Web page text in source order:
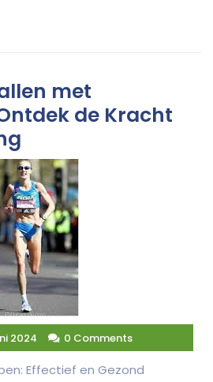
met
de Kracht
2024 0 Comments
Effectief en Gezond